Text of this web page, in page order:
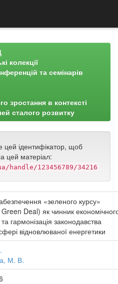
колекції
та семінарів
зростання в контексті
сталого розвитку
цей ідентифікатор, щоб
цей матеріал:
123456789/34216
«зеленого курсу»
Deal) як чинник
гармонізація законодавства
відновлюваної енергетики
М. В.